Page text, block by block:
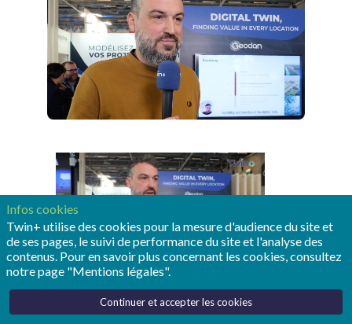
Infos cookies
Twin+ utilise des cookies pour la mesure d'audience du site et
de ses pages, le suivi de performance du site et l'analyse des
contenus. Pour en savoir plus concernant les cookies, consultez
notre page "Mentions légales".
Continuer et accepter les cookies